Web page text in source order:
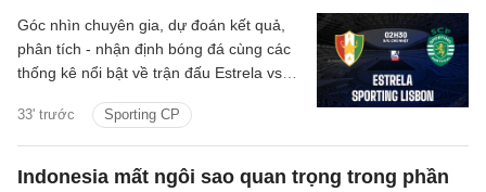
33' trước Sporting CP
Góc nhìn chuyên gia, dự đoán kết quả,
phân tích - nhận định bóng đá cùng các
thống kê nổi bật về trận đấu Estrela vs
Nha 2026/27 đêm nay.
Indonesia mất ngôi sao quan trọng trong phần